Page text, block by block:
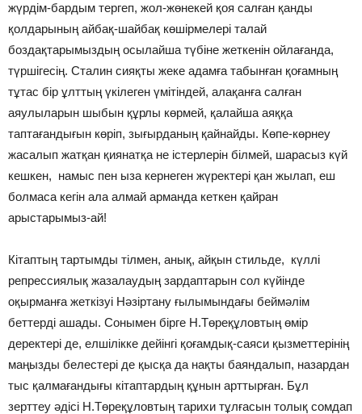
жүрдім-бардым тергеп, жол-жөнекей қоя салған қанды
қолдарының айбақ-шайбақ көшірмелері талай
боздақтарымыздың осылайша түбіне жеткенін ойлағанда,
түршігесің. Сталин сияқты жеке адамға табынған қоғамның
тұтас бір ұлттың үкілеген үмітіндей, алақанға салған
аяулыларын шыбын құрлы көрмей, қалайша аяққа
таптағандығын көріп, зығырданың қайнайды. Көпе-көрнеу
жасалып жатқан қиянатқа не істерлерін білмей, шарасыз күй
кешкен, намыс пен ыза кернеген жүректері қан жылап, еш
болмаса кегін ала алмай арманда кеткен қайран
арыстарымыз-ай!
Кітаптың тартымды тілмен, анық, айқын стильде, күллі
репрессиялық жазалаудың зардаптарын сол күйінде
оқырманға жеткізуі Нәзіртану ғылымындағы беймәлім
беттерді ашады. Сонымен бірге Н.Төреқұловтың өмір
деректері де, елшілікке дейінгі қоғамдық-саяси қызметтерінің
маңызды белестері де қысқа да нақты баяндалып, назардан
тыс қалмағандығы кітаптардың құнын арттырған. Бұл
зерттеу әдісі Н.Төреқұловтың тарихи тұлғасын толық сомдап